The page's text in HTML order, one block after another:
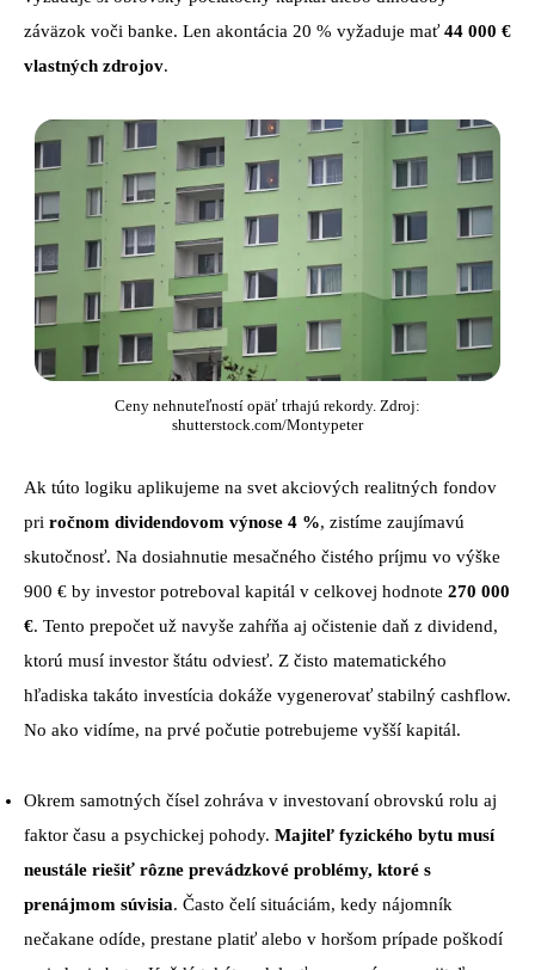
záväzok voči banke. Len akontácia 20 % vyžaduje mať 44 000 €
vlastných zdrojov.
Ceny nehnuteľností opäť trhajú rekordy. Zdroj:
shutterstock.com/Montypeter
Ak túto logiku aplikujeme na svet akciových realitných fondov
pri ročnom dividendovom výnose 4 %, zistíme zaujímavú
skutočnosť. Na dosiahnutie mesačného čistého príjmu vo výške
900 € by investor potreboval kapitál v celkovej hodnote 270 000
€. Tento prepočet už navyše zahŕňa aj očistenie daň z dividend,
ktorú musí investor štátu odviesť. Z čisto matematického
hľadiska takáto investícia dokáže vygenerovať stabilný cashflow.
No ako vidíme, na prvé počutie potrebujeme vyšší kapitál.
Okrem samotných čísel zohráva v investovaní obrovskú rolu aj
faktor času a psychickej pohody. Majiteľ fyzického bytu musí
neustále riešiť rôzne prevádzkové problémy, ktoré s
prenájmom súvisia. Často čelí situáciám, kedy nájomník
nečakane odíde, prestane platiť alebo v horšom prípade poškodí